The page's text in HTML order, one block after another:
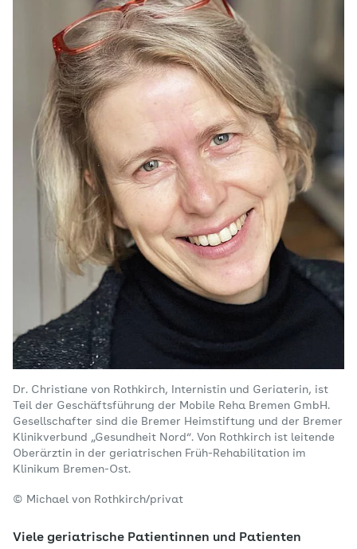
Dr. Christiane von Rothkirch, Internistin und Geriaterin, ist
Teil der Geschäftsführung der Mobile Reha Bremen GmbH.
Gesellschafter sind die Bremer Heimstiftung und der Bremer
Klinikverbund „Gesundheit Nord“. Von Rothkirch ist leitende
Oberärztin in der geriatrischen Früh-Rehabilitation im
Klinikum Bremen-Ost.
© Michael von Rothkirch/privat
Viele geriatrische Patientinnen und Patienten